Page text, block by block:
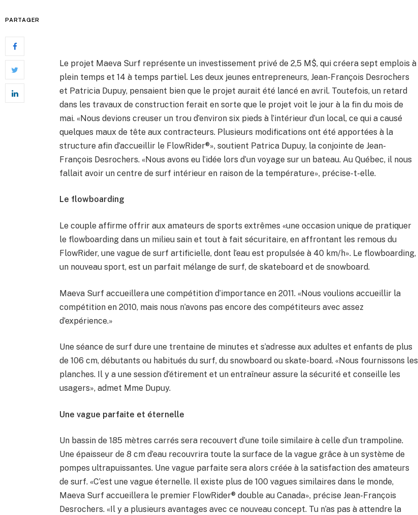
PARTAGER
Le projet Maeva Surf représente un investissement privé de 2,5 M$, qui créera sept emplois à
plein temps et 14 à temps partiel. Les deux jeunes entrepreneurs, Jean-François Desrochers
et Patricia Dupuy, pensaient bien que le projet aurait été lancé en avril. Toutefois, un retard
dans les travaux de construction ferait en sorte que le projet voit le jour à la fin du mois de
mai. «Nous devions creuser un trou d’environ six pieds à l’intérieur d’un local, ce qui a causé
quelques maux de tête aux contracteurs. Plusieurs modifications ont été apportées à la
structure afin d’accueillir le FlowRider®», soutient Patrica Dupuy, la conjointe de Jean-
François Desrochers. «Nous avons eu l’idée lors d’un voyage sur un bateau. Au Québec, il nous
fallait avoir un centre de surf intérieur en raison de la température», précise-t-elle.
Le flowboarding
Le couple affirme offrir aux amateurs de sports extrêmes «une occasion unique de pratiquer
le flowboarding dans un milieu sain et tout à fait sécuritaire, en affrontant les remous du
FlowRider, une vague de surf artificielle, dont l’eau est propulsée à 40 km/h». Le flowboarding,
un nouveau sport, est un parfait mélange de surf, de skateboard et de snowboard.
Maeva Surf accueillera une compétition d’importance en 2011. «Nous voulions accueillir la
compétition en 2010, mais nous n’avons pas encore des compétiteurs avec assez
d’expérience.»
Une séance de surf dure une trentaine de minutes et s’adresse aux adultes et enfants de plus
de 106 cm, débutants ou habitués du surf, du snowboard ou skate-board. «Nous fournissons les
planches. Il y a une session d’étirement et un entraîneur assure la sécurité et conseille les
usagers», admet Mme Dupuy.
Une vague parfaite et éternelle
Un bassin de 185 mètres carrés sera recouvert d’une toile similaire à celle d’un trampoline.
Une épaisseur de 8 cm d’eau recouvrira toute la surface de la vague grâce à un système de
pompes ultrapuissantes. Une vague parfaite sera alors créée à la satisfaction des amateurs
de surf. «C’est une vague éternelle. Il existe plus de 100 vagues similaires dans le monde,
Maeva Surf accueillera le premier FlowRider® double au Canada», précise Jean-François
Desrochers. «Il y a plusieurs avantages avec ce nouveau concept. Tu n’as pas à attendre la